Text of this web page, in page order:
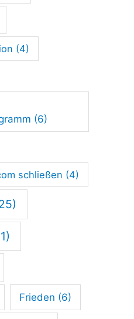
(4)
(6)
schließen (4)
Frieden (6)